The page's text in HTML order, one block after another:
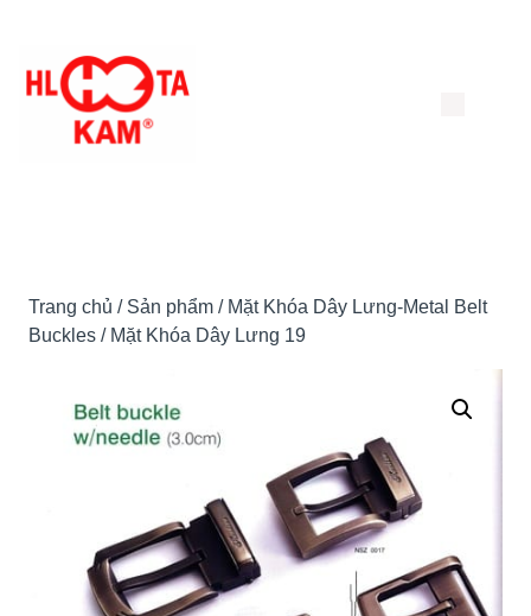
đến
Trang chủ / Sản phẩm / Mặt Khóa Dây Lưng-Metal Belt
Buckles / Mặt Khóa Dây Lưng 19